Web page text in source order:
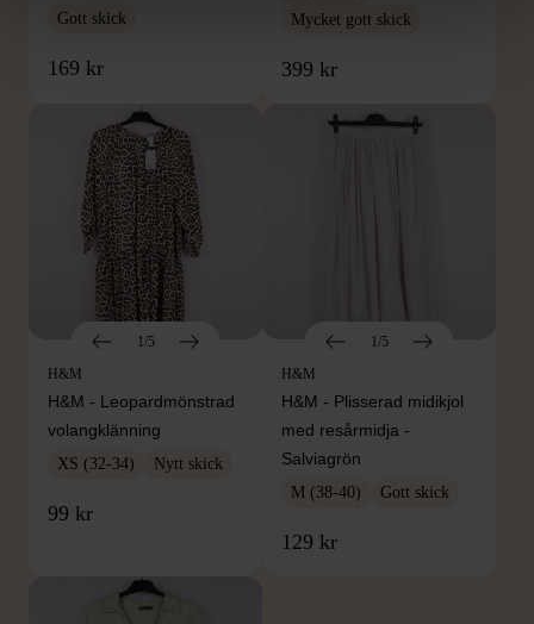
Gott skick
169 kr
Mycket gott skick
399 kr
1/5
H&M
H&M - Leopardmönstrad
volangklänning
XS (32-34) Nytt skick
99 kr
1/5
H&M
H&M - Plisserad midikjol
med resårmidja -
Salviagrön
M (38-40) Gott skick
129 kr